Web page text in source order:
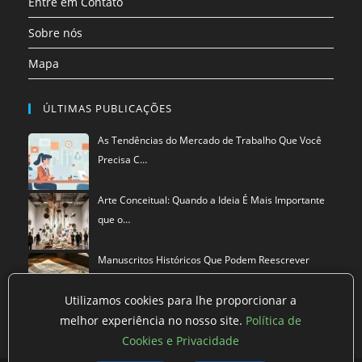
Sobre nós
Mapa
ÚLTIMAS PUBLICAÇÕES
As Tendências do Mercado de Trabalho Que Você
Precisa C…
Arte Conceitual: Quando a Ideia É Mais Importante
que o…
Manuscritos Históricos Que Podem Reescrever
Utilizamos cookies para lhe proporcionar a
melhor experiência no nosso site. Política de
Cookies e Privacidade